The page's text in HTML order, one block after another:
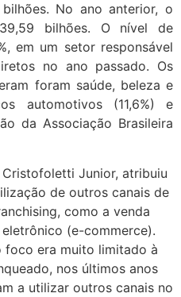
No ano anterior, o
bilhões. O nível de
em um setor responsável
no ano passado. Os
foram saúde, beleza e
automotivos (11,6%) e
da Associação Brasileira
Junior, atribuiu
de outros canais de
como a venda
(e-commerce).
foco era muito limitado à
nos últimos anos
a utilizar outros canais no